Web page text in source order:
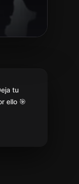
tu
ello 🎯